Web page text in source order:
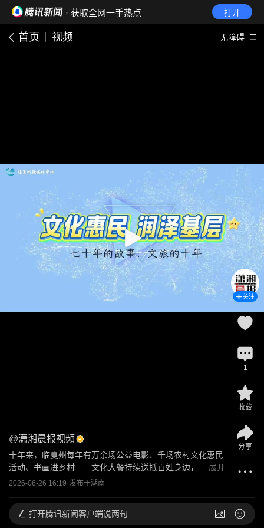
· 获取全网一手热点 打开
首页 视频 无障碍
@潇湘晨报视频
十年来，临夏州每年有万余场公益电影、千场农村文化惠民
活动、书画进乡村——文化大餐持续送抵百姓身边，...
展开
2026-06-26 16:19 发布于湖南
关注
1
收藏
分享
打开腾讯新闻客户端说两句